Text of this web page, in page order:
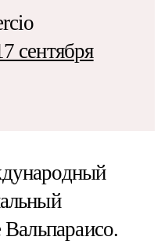
сентября